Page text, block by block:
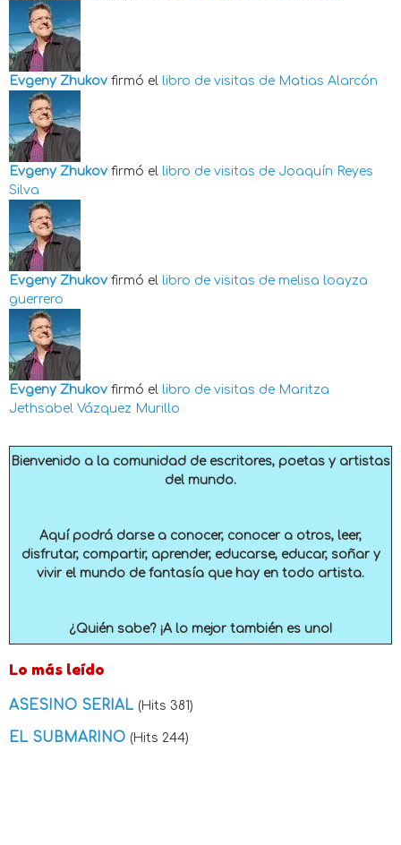
Evgeny Zhukov firmó el libro de visitas de Matias Alarcón
Evgeny Zhukov firmó el libro de visitas de Joaquín Reyes
Silva
Evgeny Zhukov firmó el libro de visitas de melisa loayza
guerrero
Evgeny Zhukov firmó el libro de visitas de Maritza
Jethsabel Vázquez Murillo
Bienvenido a la comunidad de escritores, poetas y artistas
del mundo.
Aquí podrá darse a conocer, conocer a otros, leer,
disfrutar, compartir, aprender, educarse, educar, soñar y
vivir el mundo de fantasía que hay en todo artista.
¿Quién sabe? ¡A lo mejor también es uno!
Lo más leído
ASESINO SERIAL (Hits 381)
EL SUBMARINO (Hits 244)